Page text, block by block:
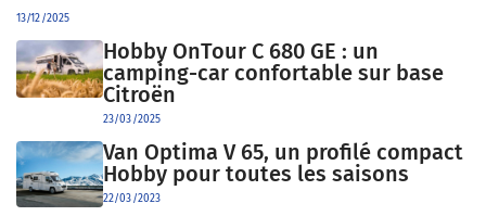
13/12/2025
Hobby OnTour C 680 GE : un
camping-car confortable sur base
Citroën
23/03/2025
Van Optima V 65, un profilé compact
Hobby pour toutes les saisons
22/03/2023